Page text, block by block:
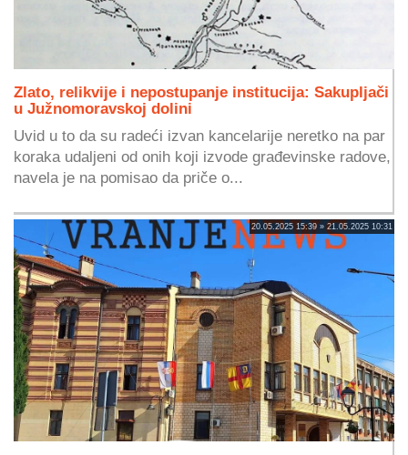
Zlato, relikvije i nepostupanje institucija: Sakupljači
u Južnomoravskoj dolini
Uvid u to da su radeći izvan kancelarije neretko na par
koraka udaljeni od onih koji izvode građevinske radove,
navela je na pomisao da priče o...
20.05.2025 15:39 » 21.05.2025 10:31